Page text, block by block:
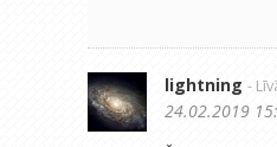
lightning -
24.02.2019